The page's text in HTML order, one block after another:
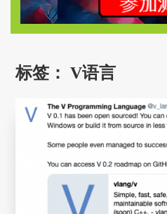
标签：V语言